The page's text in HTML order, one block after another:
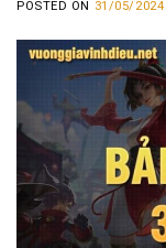
POSTED ON 31/05/2024